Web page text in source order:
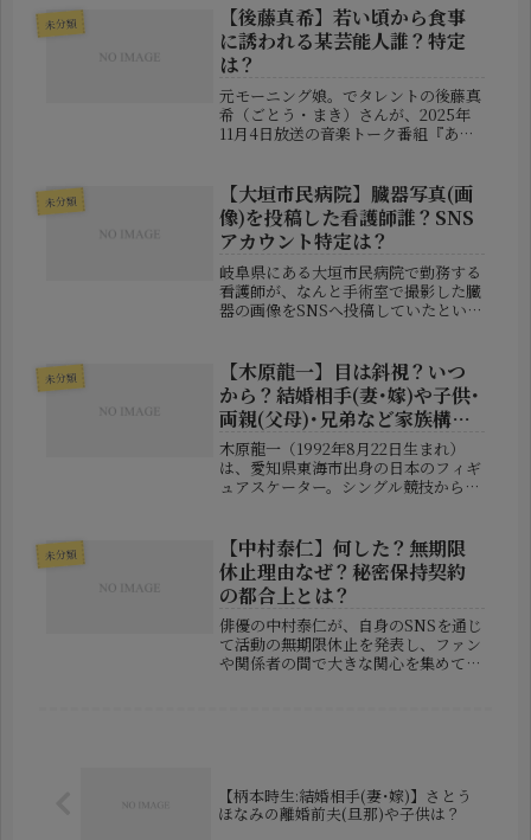
を武器にレギュラーへ定着し、ゴール
デングラブ賞を受賞するなど、球界
を...
未分類
【後藤真希】若い頃から食事
に誘われる某芸能人誰？特定
は？
元モーニング娘。でタレントの後藤真
希（ごとう・まき）さんが、2025年
11月4日放送の音楽トーク番組『あの
芸能人から若い頃から何度も食事に誘
われている」という発言が、大きな
話...
未分類
【大垣市民病院】臓器写真(画
像)を投稿した看護師誰？SNS
アカウント特定は？
岐阜県にある大垣市民病院で勤務する
看護師が、なんと手術室で撮影した臓
器の画像をSNSへ投稿していたという
間で大きな波紋を呼び、情報モラルや
医療現場のセキュリティ管理のあり
方...
未分類
【木原龍一】目は斜視？いつ
から？結婚相手(妻･嫁)や子供･
両親(父母)･兄弟など家族構
成！
木原龍一（1992年8月22日生まれ）
は、愛知県東海市出身の日本のフィギ
ュアスケーター。シングル競技からペ
う」として世界トップレベルの実績を
誇ります。▼関連記事【かわいい】...
未分類
【中村泰仁】何した？無期限
休止理由なぜ？秘密保持契約
の都合上とは？
俳優の中村泰仁が、自身のSNSを通じ
て活動の無期限休止を発表し、ファン
や関係者の間で大きな関心を集めてい
【柄本時生:結婚相手(妻･嫁)】さとう
ほなみの離婚前夫(旦那)や子供は？